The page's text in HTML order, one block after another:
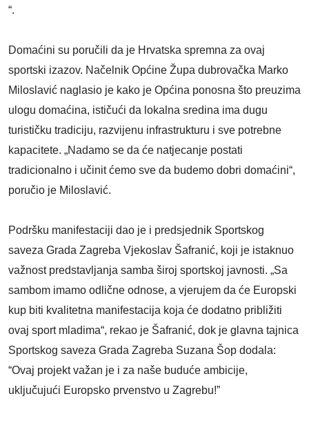
“.
Domaćini su poručili da je Hrvatska spremna za ovaj
sportski izazov. Načelnik Općine Župa dubrovačka Marko
Miloslavić naglasio je kako je Općina ponosna što preuzima
ulogu domaćina, ističući da lokalna sredina ima dugu
turističku tradiciju, razvijenu infrastrukturu i sve potrebne
kapacitete. „Nadamo se da će natjecanje postati
tradicionalno i učinit ćemo sve da budemo dobri domaćini“,
poručio je Miloslavić.
Podršku manifestaciji dao je i predsjednik Sportskog
saveza Grada Zagreba Vjekoslav Šafranić, koji je istaknuo
važnost predstavljanja samba široj sportskoj javnosti. „Sa
sambom imamo odlične odnose, a vjerujem da će Europski
kup biti kvalitetna manifestacija koja će dodatno približiti
ovaj sport mladima“, rekao je Šafranić, dok je glavna tajnica
Sportskog saveza Grada Zagreba Suzana Šop dodala:
“Ovaj projekt važan je i za naše buduće ambicije,
uključujući Europsko prvenstvo u Zagrebu!”